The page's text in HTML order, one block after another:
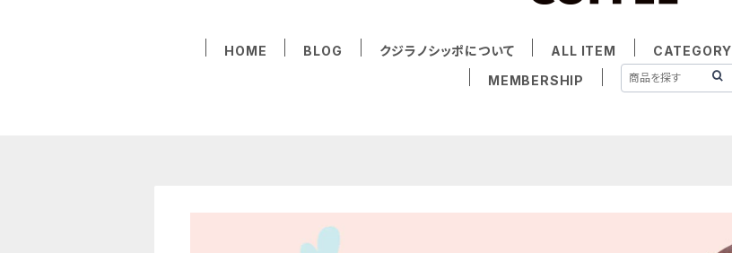
HOME BLOG クジラノシッポについて ALL ITEM CATEGORY
MEMBERSHIP